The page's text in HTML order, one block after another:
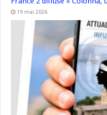
19 mai 2026